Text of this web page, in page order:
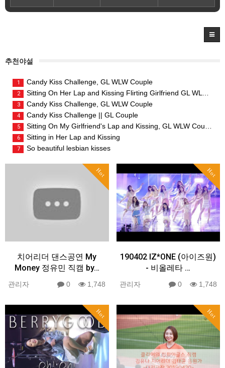
추천야설
1 Candy Kiss Challenge, GL WLW Couple
2 Sitting On Her Lap and Kissing Flirting Girlfriend GL WLW Couple
3 Candy Kiss Challenge, GL WLW Couple
4 Candy Kiss Challenge || GL Couple
5 Sitting On My Girlfriend's Lap and Kissing, GL WLW Couple
6 Sitting in Her Lap and Kissing
7 So beautiful lesbian kisses
Hot
치어리더 댄스공연 My
Money 정유민 직캠 by…
관리자 0 1,748
Hot
190402 IZ*ONE (아이즈원)
- 비올레타 …
관리자 0 1,748
Hot Hot